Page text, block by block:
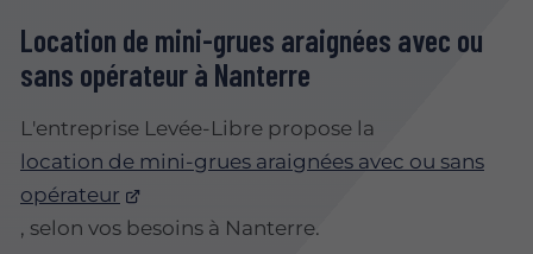
Location de mini-grues araignées avec ou
sans opérateur à Nanterre
L'entreprise Levée-Libre propose la
location de mini-grues araignées avec ou sans
opérateur
, selon vos besoins à Nanterre.